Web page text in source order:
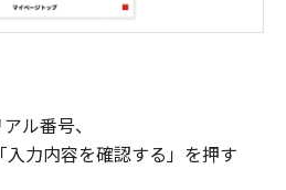
ル番号、
力内容を確認する」を押す